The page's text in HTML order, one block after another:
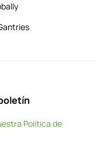
Política de